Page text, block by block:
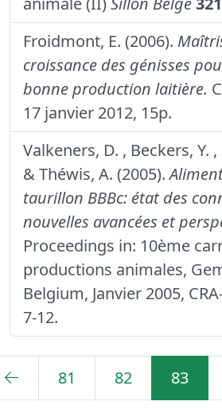
Froidmont, E. (2006).
croissance des génisses
bonne production laitière.
17 janvier 2012, 15p.
Valkeners, D. , Beckers, Y.
& Théwis, A. (2005).
taurillon BBBc: état des
nouvelles avancées et
Proceedings in: 10ème
productions animales,
Belgium, Janvier 2005,
7-12.
81 82 83